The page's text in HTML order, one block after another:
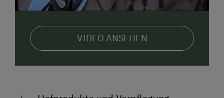
VIDEO ANSEHEN